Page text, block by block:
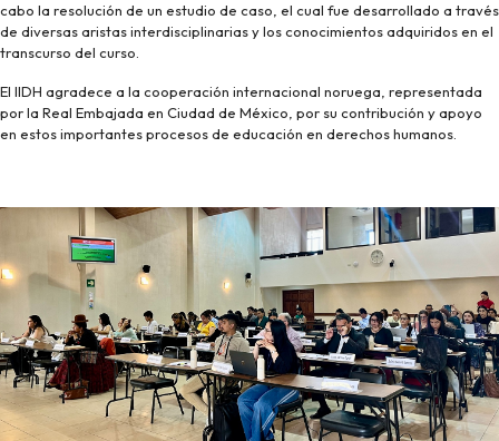
cabo la resolución de un estudio de caso, el cual fue desarrollado a través
de diversas aristas interdisciplinarias y los conocimientos adquiridos en el
transcurso del curso.
El IIDH agradece a la cooperación internacional noruega, representada
por la Real Embajada en Ciudad de México, por su contribución y apoyo
en estos importantes procesos de educación en derechos humanos.